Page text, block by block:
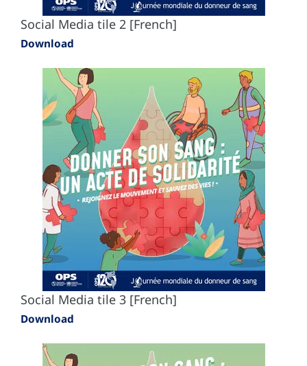
Social Media tile 2 [French]
Download
Social Media tile 3 [French]
Download